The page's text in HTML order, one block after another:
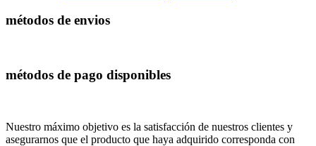
métodos de envios
métodos de pago disponibles
Nuestro máximo objetivo es la satisfacción de nuestros clientes y
asegurarnos que el producto que haya adquirido corresponda con